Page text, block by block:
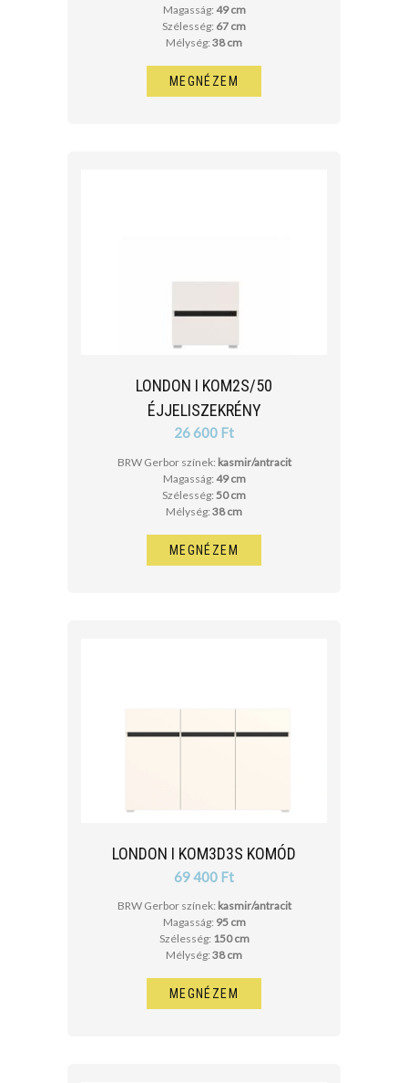
Magasság: 49 cm
Szélesség: 67 cm
Mélység: 38 cm
MEGNÉZEM
LONDON I KOM2S/50
ÉJJELISZEKRÉNY
26 600 Ft
BRW Gerbor színek: kasmir/antracit
Magasság: 49 cm
Szélesség: 50 cm
Mélység: 38 cm
MEGNÉZEM
LONDON I KOM3D3S KOMÓD
69 400 Ft
BRW Gerbor színek: kasmir/antracit
Magasság: 95 cm
Szélesség: 150 cm
Mélység: 38 cm
MEGNÉZEM